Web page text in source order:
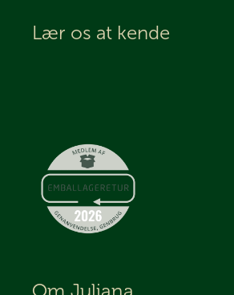
Lær os at kende